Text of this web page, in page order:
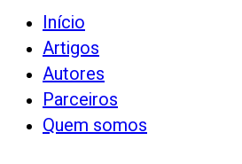
Início
Artigos
Autores
Parceiros
Quem somos